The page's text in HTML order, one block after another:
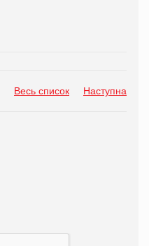
Весь список Наступна